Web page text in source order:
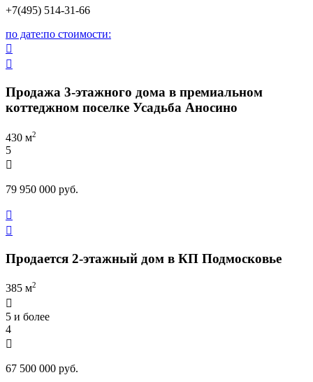
+7(495) 514-31-66
по дате:по стоимости:


Продажа 3-этажного дома в премиальном
коттеджном поселке Усадьба Аносино
430 м2
5

79 950 000 руб.


Продается 2-этажный дом в КП Подмосковье
385 м2

5 и более
4

67 500 000 руб.